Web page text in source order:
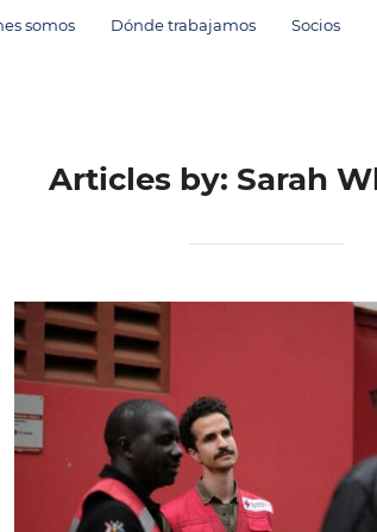
somos Dónde trabajamos Socios
Articles by: Sarah